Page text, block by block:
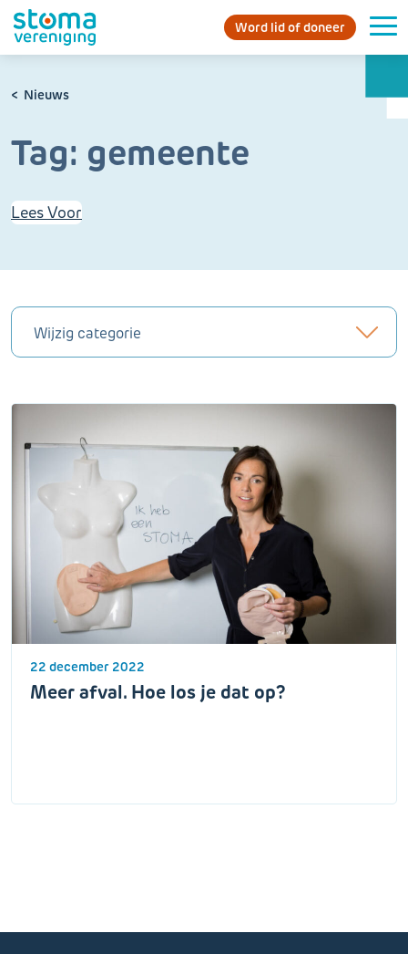
Word lid of doneer
Nieuws
Tag: gemeente
Lees Voor
22 december 2022
Meer afval. Hoe los je dat op?